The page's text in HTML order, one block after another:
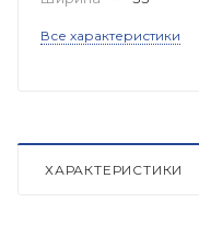
Все характеристики
ХАРАКТЕРИСТИКИ